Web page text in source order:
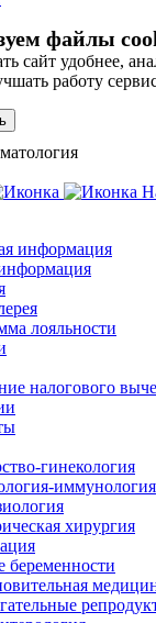
файлы
сайт удобнее,
работу
информация
лояльности
налогового
гинекология
иммунология
хирургия
беременности